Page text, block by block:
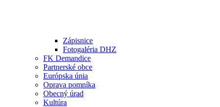
Zápisnice
Fotogaléria DHZ
FK Demandice
Partnerské obce
Európska únia
Oprava pomníka
Obecný úrad
Kultúra